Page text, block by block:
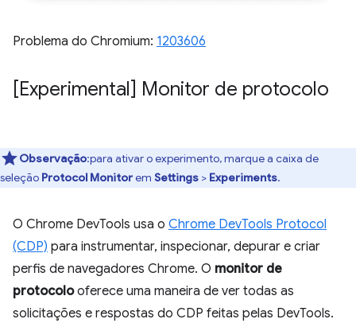
Problema do Chromium: 1203606
[Experimental] Monitor de protocolo
Observação:para ativar o experimento, marque a caixa de
seleção Protocol Monitorem Settings > Experiments.
O Chrome DevTools usa o Chrome DevTools Protocol
(CDP) para instrumentar, inspecionar, depurar e criar
perfis de navegadores Chrome. O monitor de
protocolooferece uma maneira de ver todas as
solicitações e respostas do CDP feitas pelas DevTools.